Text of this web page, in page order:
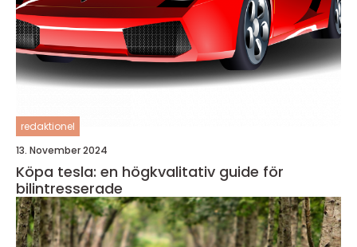
redaktionel
13. November 2024
Köpa tesla: en högkvalitativ guide för
bilintresserade